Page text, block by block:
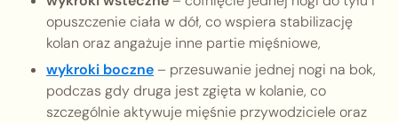
opuszczenie ciała w dół, co wspiera stabilizację
kolan oraz angażuje inne partie mięśniowe,
wykroki boczne– przesuwanie jednej nogi na bok,
podczas gdy druga jest zgięta w kolanie, co
szczególnie aktywuje mięśnie przywodziciele oraz